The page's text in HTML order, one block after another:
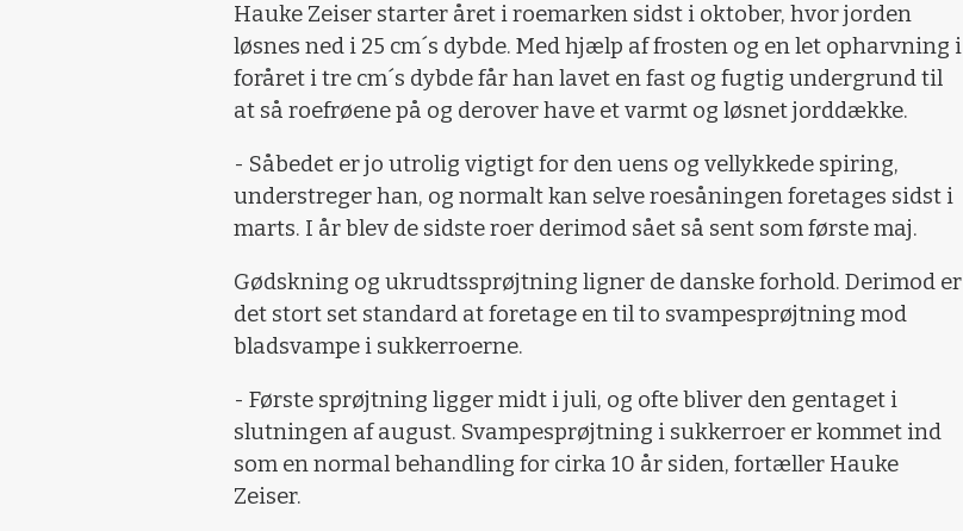
Hauke Zeiser starter året i roemarken sidst i oktober, hvor jorden
løsnes ned i 25 cm´s dybde. Med hjælp af frosten og en let opharvning i
foråret i tre cm´s dybde får han lavet en fast og fugtig undergrund til
at så roefrøene på og derover have et varmt og løsnet jorddække.
- Såbedet er jo utrolig vigtigt for den uens og vellykkede spiring,
understreger han, og normalt kan selve roesåningen foretages sidst i
marts. I år blev de sidste roer derimod sået så sent som første maj.
Gødskning og ukrudtssprøjtning ligner de danske forhold. Derimod er
det stort set standard at foretage en til to svampesprøjtning mod
bladsvampe i sukkerroerne.
- Første sprøjtning ligger midt i juli, og ofte bliver den gentaget i
slutningen af august. Svampesprøjtning i sukkerroer er kommet ind
som en normal behandling for cirka 10 år siden, fortæller Hauke
Zeiser.